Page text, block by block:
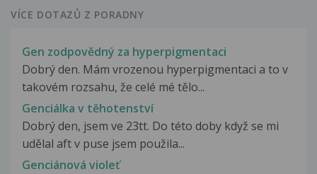
VÍCE DOTAZŮ Z PORADNY
Gen zodpovědný za hyperpigmentaci
Dobrý den. Mám vrozenou hyperpigmentaci a to v
takovém rozsahu, že celé mé tělo...
Genciálka v těhotenství
Dobrý den, jsem ve 23tt. Do této doby když se mi
udělal aft v puse jsem použila...
Genciánová violeť